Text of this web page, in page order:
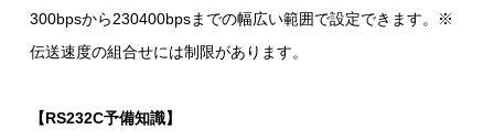
300bpsから230400bpsまでの幅広い範囲で設定できます。※
伝送速度の組合せには制限があります。
【RS232C予備知識】